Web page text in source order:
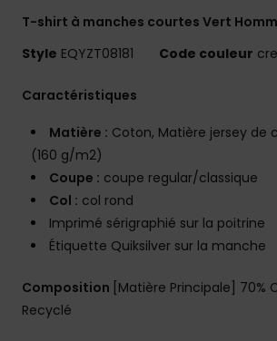
T-shirt à manches courtes Vert
Style EQYZT08181 Code couleur
Caractéristiques
Matière : Coton, Matière jersey de
(160 g/m2)
Coupe : coupe regular/classique
Col : col rond
Imprimé sérigraphié sur la poitrine
Étiquette Quiksilver sur la manche
Composition [Matière Principale] 70%
Recyclé